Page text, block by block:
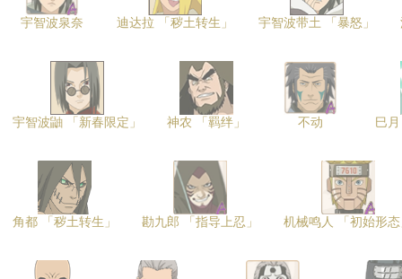
宇智波泉奈 迪达拉 「秽土转生」 宇智波带土 「暴怒」
宇智波鼬 「新春限定」 神农 「羁绊」 不动 巳
角都 「秽土转生」 勘九郎 「指导上忍」 机械鸣人 「初始形